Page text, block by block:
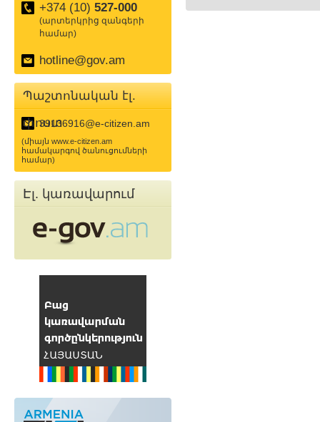
+374 (10) 527-000
(արտերկրից զանգերի
համար)
hotline@gov.am
Պաշտոնական էլ.
փոստ
39136916@e-citizen.am
(միայն www.e-citizen.am
համակարգով ծանուցումների
համար)
Էլ. կառավարում